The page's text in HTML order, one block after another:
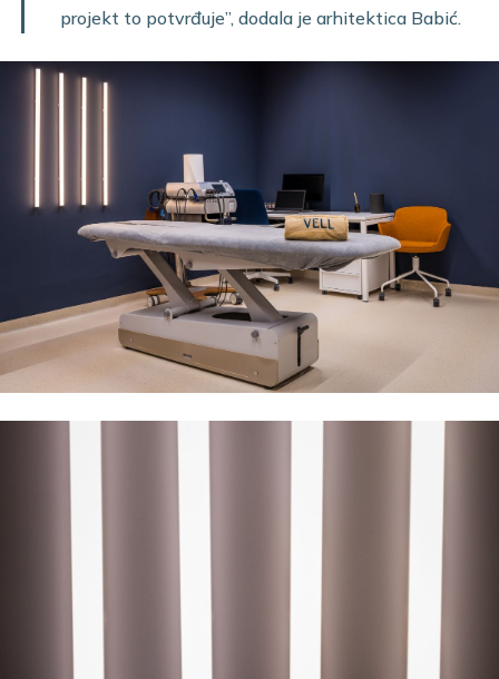
projekt to potvrđuje”, dodala je arhitektica Babić.